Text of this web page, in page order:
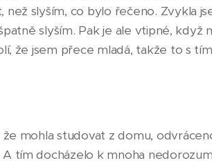
slyším, co bylo řečeno. Zvykla
slyším. Pak je ale vtipné, když
že jsem přece mladá, takže to s tím
mohla studovat z domu,
tím docházelo k mnoha